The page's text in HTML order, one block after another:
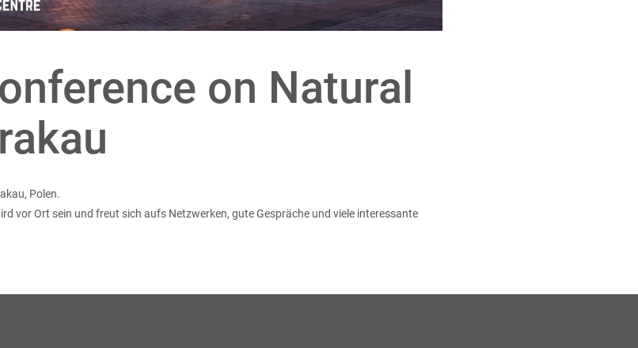
on Natural
Polen.
vor Ort sein und freut sich aufs Netzwerken, gute Gespräche und viele interessante